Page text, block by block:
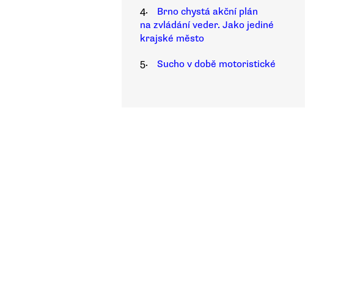
4.
Brno chystá akční plán
na zvládání veder. Jako jediné
krajské město
5.
Sucho v době motoristické